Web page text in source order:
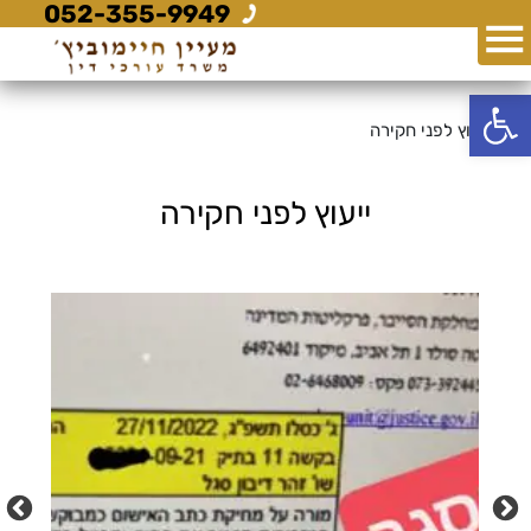
פתח סרגל נגישות
052-355-9949
ייעוץ לפני חקירה
ייעוץ לפני חקירה